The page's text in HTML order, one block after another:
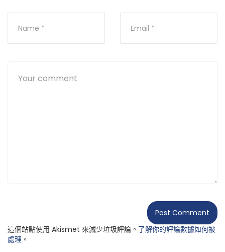
這個站點使用 Akismet 來減少垃圾評論。 了解你的評論數據如何被
處理 。